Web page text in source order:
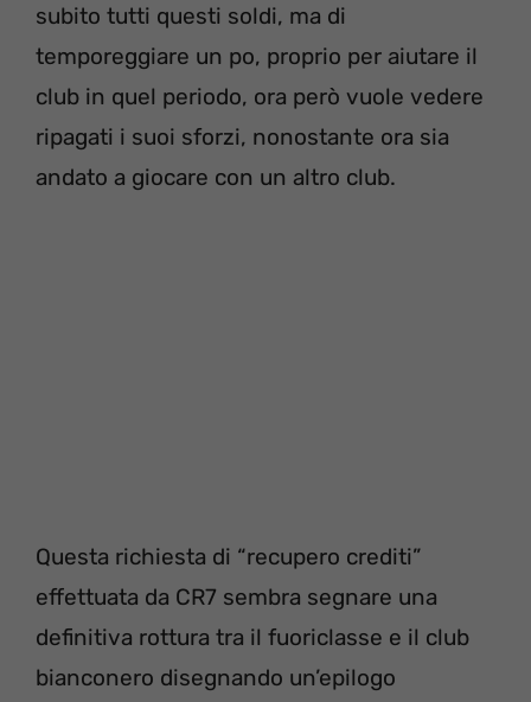
subito tutti questi soldi, ma di
temporeggiare un po, proprio per aiutare il
club in quel periodo, ora però vuole vedere
ripagati i suoi sforzi, nonostante ora sia
andato a giocare con un altro club.
Questa richiesta di “recupero crediti”
effettuata da CR7 sembra segnare una
definitiva rottura tra il fuoriclasse e il club
bianconero disegnando un’epilogo